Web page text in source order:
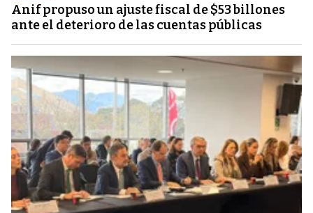
Anif propuso un ajuste fiscal de $53 billones
ante el deterioro de las cuentas públicas